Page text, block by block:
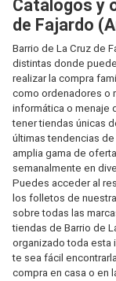
Catálogos y
de Fajardo
Barrio de La Cruz de
distintas donde
realizar la compra
como ordenadores o
informática o menaje
tener tiendas únicas
últimas tendencias
amplia gama de
semanalmente en
Puedes acceder al
los folletos de
sobre todas las
tiendas de Barrio de
organizado toda esta
te sea fácil
compra en casa o en